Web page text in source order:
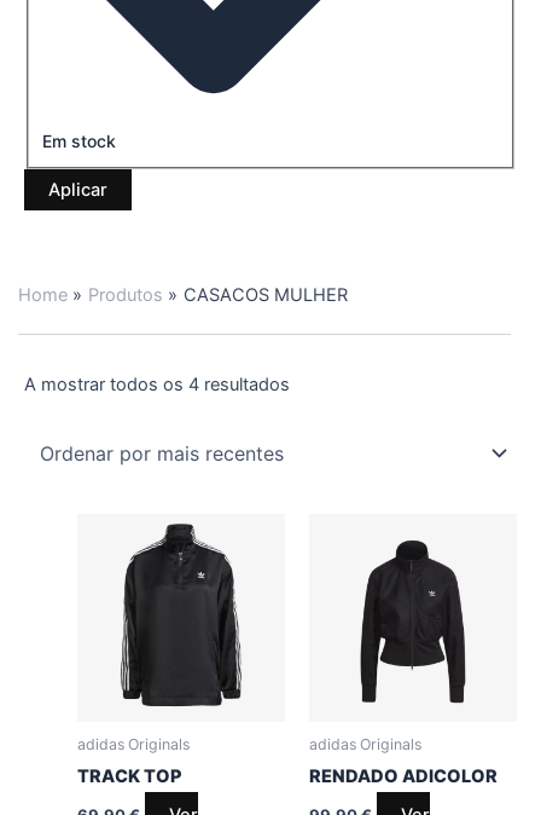
Em stock
Aplicar
Home Produtos CASACOS MULHER
A mostrar todos os 4 resultados
adidas Originals
TRACK TOP
This
product
has
multiple
variants.
options
chosen
adidas Originals
RENDADO ADICOLOR
product
variants.
The
options
chosen